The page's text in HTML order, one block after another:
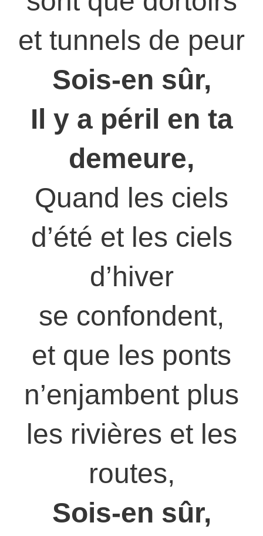
et tunnels de peur
Sois-en sûr,
Il y a péril en ta
demeure,
Quand les ciels
d’été et les ciels
d’hiver
se confondent,
et que les ponts
n’enjambent plus
les rivières et les
routes,
Sois-en sûr,